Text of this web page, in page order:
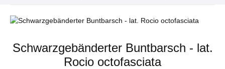
Schwarzgebänderter Buntbarsch - lat.
Rocio octofasciata